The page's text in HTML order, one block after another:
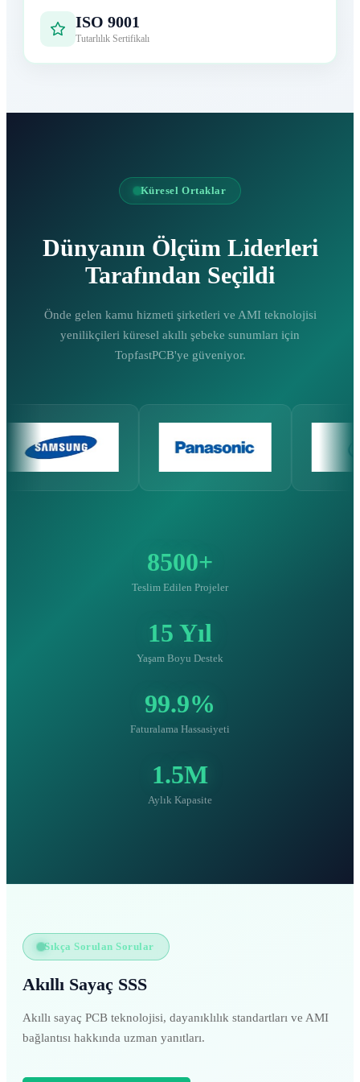
ISO 9001
Tutarlılık Sertifikalı
Küresel Ortaklar
Dünyanın Ölçüm Liderleri
Tarafından Seçildi
Önde gelen kamu hizmeti şirketleri ve AMI teknolojisi
yenilikçileri küresel akıllı şebeke sunumları için
TopfastPCB'ye güveniyor.
8500+
Teslim Edilen Projeler
15 Yıl
Yaşam Boyu Destek
99.9%
Faturalama Hassasiyeti
1.5M
Aylık Kapasite
Sıkça Sorulan Sorular
Akıllı Sayaç SSS
Akıllı sayaç PCB teknolojisi, dayanıklılık standartları ve AMI
bağlantısı hakkında uzman yanıtları.